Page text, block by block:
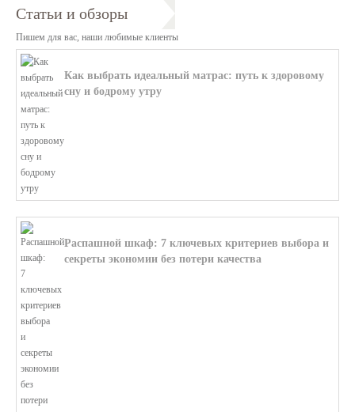
Статьи и обзоры
Пишем для вас, наши любимые клиенты
Как выбрать идеальный матрас: путь к здоровому
сну и бодрому утру
Распашной шкаф: 7 ключевых критериев выбора и
секреты экономии без потери качества